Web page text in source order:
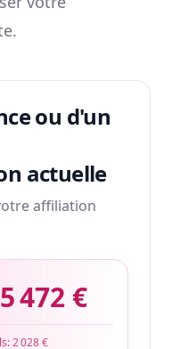
ou d'un
actuelle
affiliation
472 €
2 028 €